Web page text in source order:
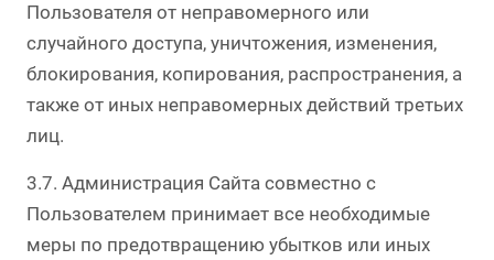
Пользователя от неправомерного или
случайного доступа, уничтожения, изменения,
блокирования, копирования, распространения, а
также от иных неправомерных действий третьих
лиц.
3.7. Администрация Сайта совместно с
Пользователем принимает все необходимые
меры по предотвращению убытков или иных